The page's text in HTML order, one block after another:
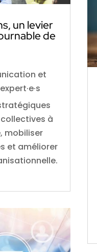
un levier
de
et
à
mobiliser
et améliorer